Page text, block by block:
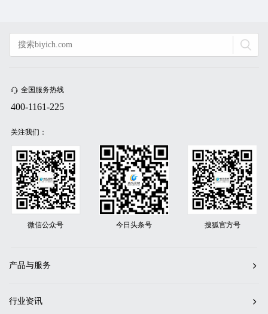
全国服务热线
400-1161-225
关注我们：
微信公众号 今日头条号 搜狐官方号
产品与服务
行业资讯